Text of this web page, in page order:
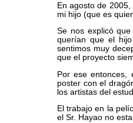
En agosto de
mi hijo (que es
Se nos explicó
querían que el
sentimos muy
que el proyecto
Por ese entonces,
poster con el
los artistas del
El trabajo en la
el Sr. Hayao no